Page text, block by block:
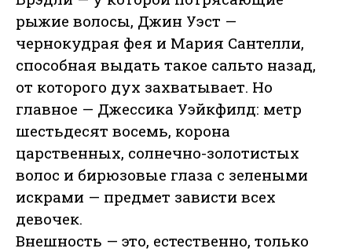
рыжие волосы, Джин Уэст —
чернокудрая фея и Мария Сантелли,
способная выдать такое сальто назад,
от которого дух захватывает. Но
главное — Джессика Уэйкфилд: метр
шестьдесят восемь, корона
царственных, солнечно-золотистых
волос и бирюзовые глаза с зелеными
искрами — предмет зависти всех
девочек.
Внешность — это, естественно, только